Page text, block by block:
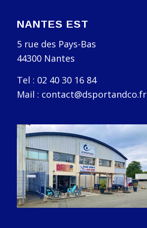
NANTES EST
5 rue des Pays-Bas
44300 Nantes
Tel : 02 40 30 16 84
Mail : contact@dsportandco.fr